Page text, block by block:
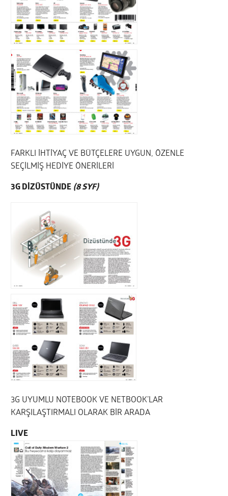
FARKLI İHTİYAÇ VE BÜTÇELERE UYGUN, ÖZENLE
SEÇİLMİŞ HEDİYE ÖNERİLERİ
3G DİZÜSTÜNDE (8 SYF)
3G UYUMLU NOTEBOOK VE NETBOOK’LAR
KARŞILAŞTIRMALI OLARAK BİR ARADA
LIVE